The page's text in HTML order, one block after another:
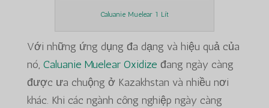
Caluanie Muelear 1 Lít
Với những ứng dụng đa dạng và hiệu quả của
nó, Caluanie Muelear Oxidize đang ngày càng
được ưa chuộng ở Kazakhstan và nhiều nơi
khác. Khi các ngành công nghiệp ngày càng